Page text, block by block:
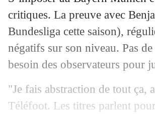
critiques. La preuve avec
Bundesliga cette saison),
négatifs sur son niveau. Pas
besoin des observateurs pour
"Je fais abstraction de tout ça,
Téléfoot. Les titres parlent
21/02 Esp.: le Barça
21/02 Ang. : West Ham
21/02 L1: Montpellier 2-1
: Nîmes-Bordeaux,